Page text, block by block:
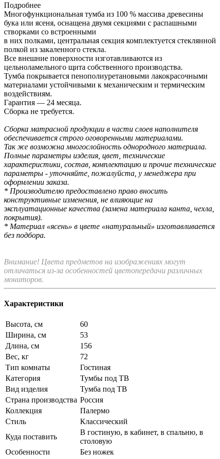
Подробнее
Многофункциональная тумба из 100 % массива древесины
бука или ясеня, оснащена двумя секциями с распашными
створками со встроенными
в них полками, центральная секция комплектуется стеклянной
полкой из закаленного стекла.
Все внешние поверхности изготавливаются из
цельноламельного щита собственного производства.
Тумба покрывается пенополиуретановыми лакокрасочными
материалами устойчивыми к механическим и термическим
воздействиям.
Гарантия — 24 месяца.
Сборка не требуется.
Сборка матрасной продукции в части слоев наполнителя
обеспечивается строго оговоренными материалами.
Так же возможна многослойность однородного материала.
Полные параметры изделия, цвет, технические
характеристики, состав, комплектацию и прочие технические
параметры - уточняйте, пожалуйста, у менеджера при
оформлении заказа.
* Производителю предоставлено право вносить
конструктивные изменения, не влияющие на
эксплуатационные качества (замена материала канта, чехла,
покрытия).
* Материал «ясень» в цвете «натуральный» изготавливается
без подбора.
Внимание! Цвета предметов на изображениях могут
отличаться из-за особенностей цветопередачи различных
мониторов.
Характеристики
Высота, см
60
Ширина, см
53
Длина, см
156
Вес, кг
72
Тип комнаты
Гостиная
Категория
Тумбы под ТВ
Вид изделия
Тумба под ТВ
Страна производства Россия
Коллекция
Палермо
Стиль
Классический
Куда поставить
В гостиную, в кабинет, в спальню, в
столовую
Особенности
Без ножек